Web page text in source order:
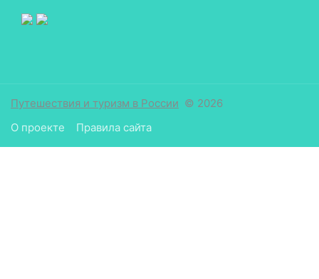
Путешествия и туризм в России © 2026
О проекте
Правила сайта